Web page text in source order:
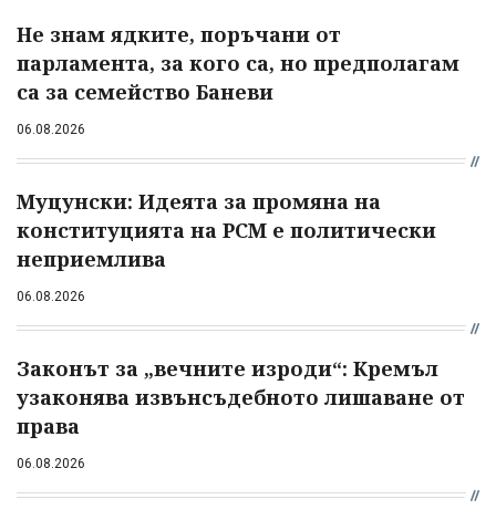
Не знам ядките, поръчани от
парламента, за кого са, но предполагам
са за семейство Баневи
06.08.2026
Муцунски: Идеята за промяна на
конституцията на РСМ е политически
неприемлива
06.08.2026
Законът за „вечните изроди“: Кремъл
узаконява извънсъдебното лишаване от
права
06.08.2026